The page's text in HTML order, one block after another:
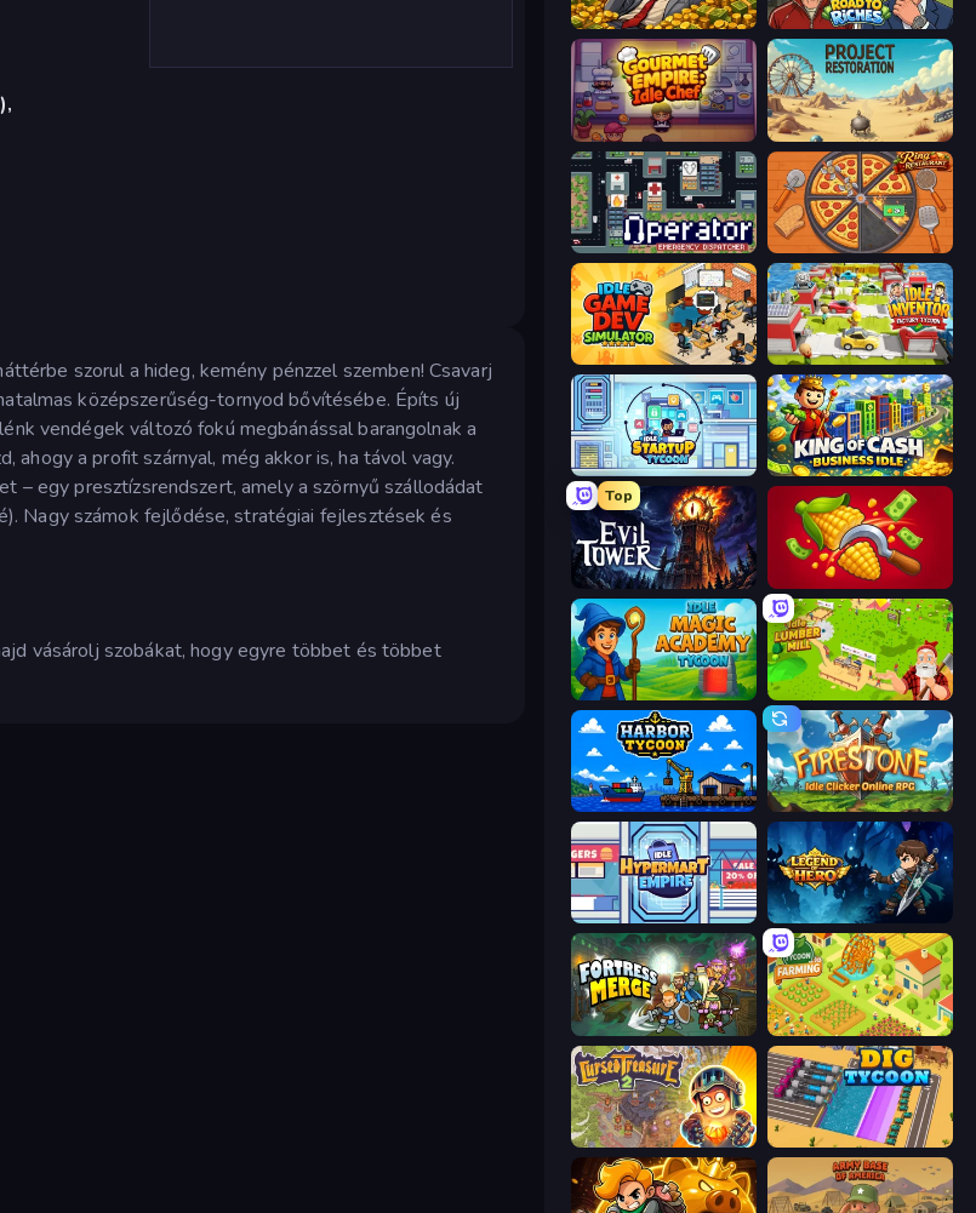
szorul a hideg, kemény pénzzel szemben! Csavarj
középszerűség-tornyod bővítésébe. Építs új
vendégek változó fokú megbánással barangolnak a
ahogy a profit szárnyal, még akkor is, ha távol vagy.
– egy presztízsrendszert, amely a szörnyű szállodádat
Nagy számok fejlődése, stratégiai fejlesztések és
vásárolj szobákat, hogy egyre többet és többet
Idle Billionaire Tycoon Life Simulator: Road to Riches
Gourmet Empire: Idle Chef Project Restoration
Operator: Emergency Dispatcher Ring Restaurant
Idle Game Dev Simulator Idle Inventor
Idle Startup Tycoon King of Cash Business Idle
Top
Evil Tower Farm-51: Secret Harvest
Idle Magic Academy Tycoon Idle Lumber Mill
Harbor Tycoon Firestone – Idle Clicker Online RPG
Idle Hypermart Empire Legend of Hero
Fortress Merge Farming Tycoon 3D
Cursed Treasure 2 Dig Tycoon